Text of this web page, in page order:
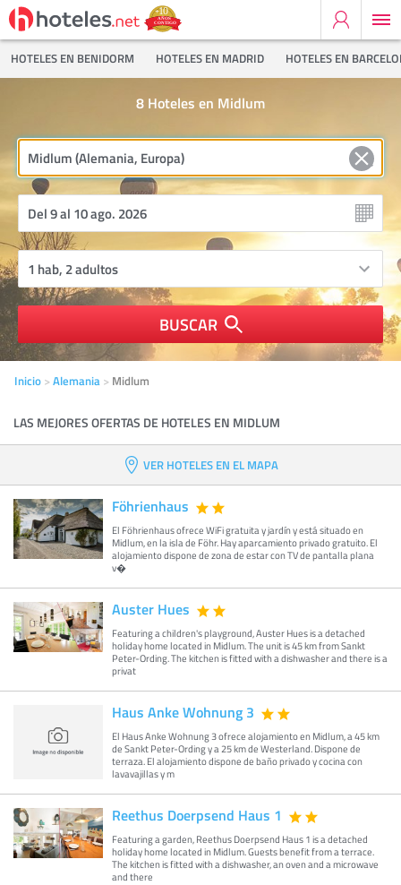
HOTELES EN BENIDORM HOTELES EN MADRID HOTELES EN
Hoteles en Midlum
8
BUSCAR
Inicio Alemania Midlum
LAS MEJORES OFERTAS DE HOTELES EN MIDLUM
VER HOTELES EN EL MAPA
Föhrienhaus
El Föhrienhaus ofrece WiFi gratuita y jardín y está situado en
Midlum, en la isla de Föhr. Hay aparcamiento privado gratuito. El
alojamiento dispone de zona de estar con TV de pantalla plana
v�
Auster Hues
Featuring a children's playground, Auster Hues is a detached
holiday home located in Midlum. The unit is 45 km from Sankt
Peter-Ording. The kitchen is fitted with a dishwasher and there is a
privat
Haus Anke Wohnung 3
El Haus Anke Wohnung 3 ofrece alojamiento en Midlum, a 45 km
de Sankt Peter-Ording y a 25 km de Westerland. Dispone de
terraza. El alojamiento dispone de baño privado y cocina con
lavavajillas y m
Reethus Doerpsend Haus 1
Featuring a garden, Reethus Doerpsend Haus 1 is a detached
holiday home located in Midlum. Guests benefit from a terrace.
The kitchen is fitted with a dishwasher, an oven and a microwave
and there